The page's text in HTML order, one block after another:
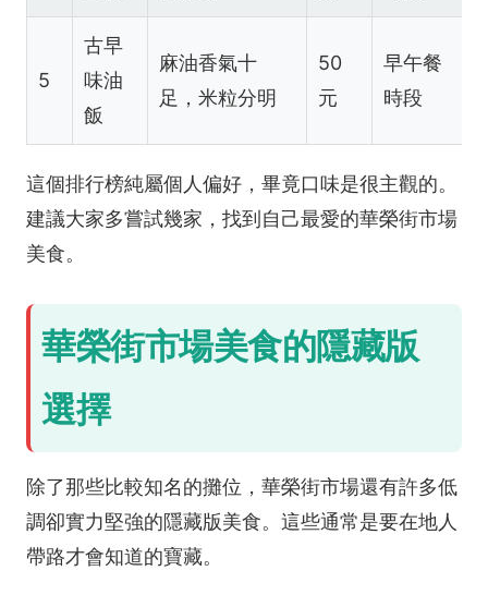
5
古早
味油
飯
麻油香氣十
足，米粒分明
50
元
早午餐
時段
這個排行榜純屬個人偏好，畢竟口味是很主觀的。
建議大家多嘗試幾家，找到自己最愛的華榮街市場
美食。
華榮街市場美食的隱藏版
選擇
除了那些比較知名的攤位，華榮街市場還有許多低
調卻實力堅強的隱藏版美食。這些通常是要在地人
帶路才會知道的寶藏。